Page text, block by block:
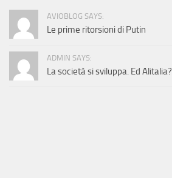
AVIOBLOG SAYS:
Le prime ritorsioni di Putin
ADMIN SAYS:
La società si sviluppa. Ed Alitalia?